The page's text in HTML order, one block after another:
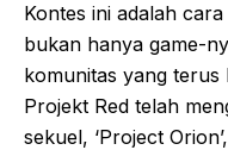
Kontes ini adalah
bukan hanya game-
komunitas yang terus
Projekt Red telah
sekuel, ‘Project